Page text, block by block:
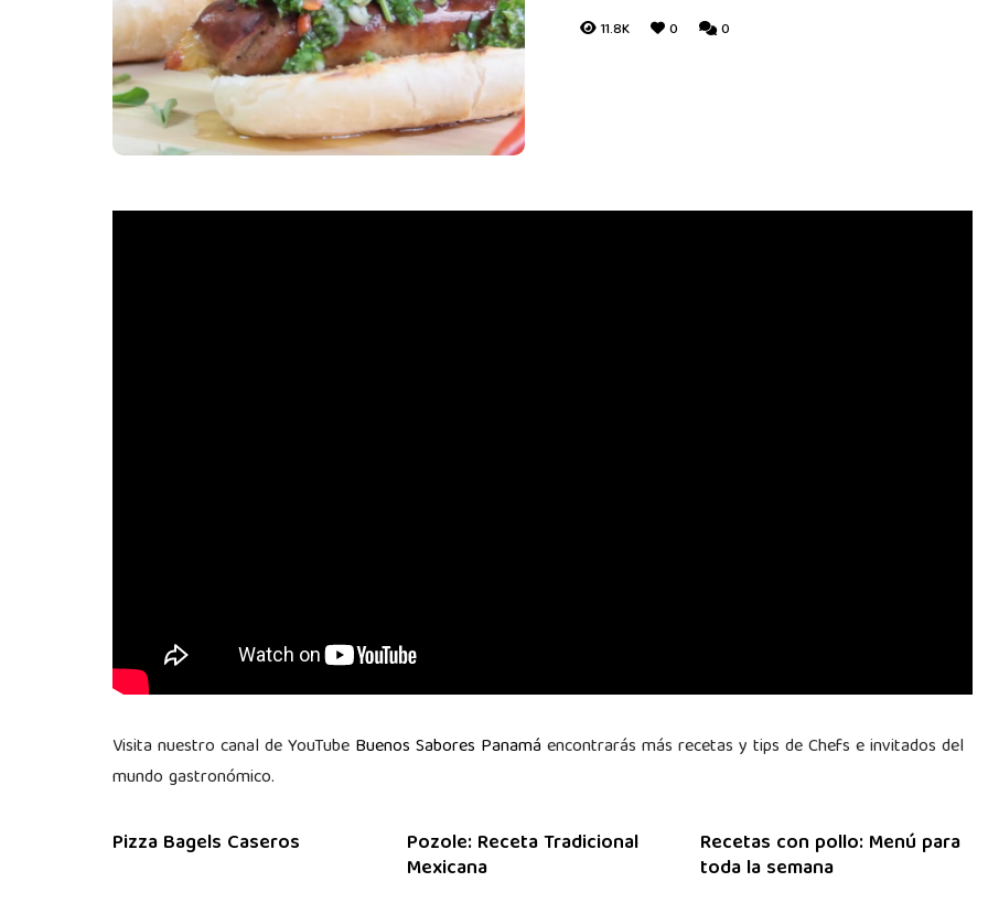
11.8K 0 0
Visita nuestro canal de YouTube Buenos Sabores Panamá encontrarás más recetas y tips de Chefs e invitados del
mundo gastronómico.
Pizza Bagels Caseros Pozole: Receta Tradicional
Mexicana
Recetas con pollo: Menú para
toda la semana